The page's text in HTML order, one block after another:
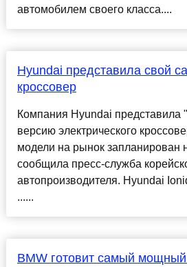
автомобилем своего класса....
Hyundai представила свой
кроссовер
Компания Hyundai представила
версию электрического
модели на рынок запланирован
сообщила пресс-служба
автопроизводителя. Hyundai
......
BMW готовит самый мощный